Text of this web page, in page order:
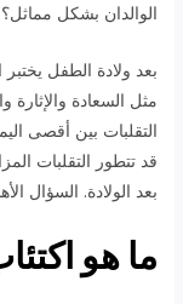
الوالدان بشكل مماثل؟
بعد ولادة الطفل
مثل السعادة والإثارة
التقلبات بين أقصى
قد تتطور التقلبات
بعد الولادة. السؤال
ما هو